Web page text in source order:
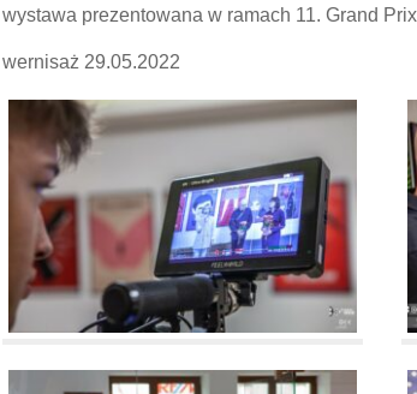
wystawa prezentowana w ramach 11. Grand
wernisaż 29.05.2022